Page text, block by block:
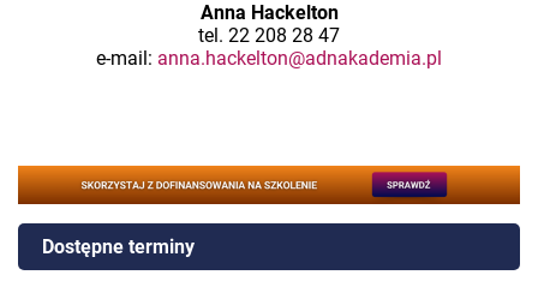
Anna Hackelton
tel. 22 208 28 47
e-mail: anna.hackelton@adnakademia.pl
Dostępne terminy